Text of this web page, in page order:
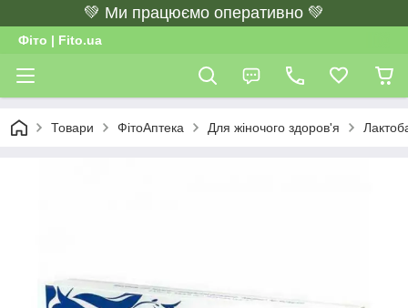
💚 Ми працюємо оперативно 💚
Фіто | Fito.ua
Товари ФітоАптека Для жіночого здоров'я